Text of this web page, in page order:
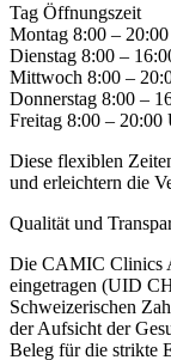
Tag Öffnungszeit
Montag 8:00 –
Dienstag 8:00 –
Mittwoch 8:00 –
Donnerstag 8:00 –
Freitag 8:00 – 20:00
Diese flexiblen
und erleichtern die
Qualität und
Die CAMIC Clinics
eingetragen (UID
Schweizerischen
der Aufsicht der
Beleg für die strikte